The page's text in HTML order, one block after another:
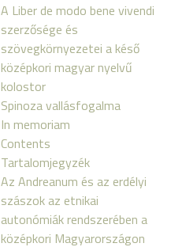
A Liber de modo bene vivendi
szerzősége és
szövegkörnyezetei a késő
középkori magyar nyelvű
kolostor
Spinoza vallásfogalma
In memoriam
Contents
Tartalomjegyzék
Az Andreanum és az erdélyi
szászok az etnikai
autonómiák rendszerében a
középkori Magyarországon